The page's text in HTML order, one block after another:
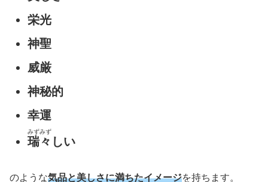
栄光
神聖
威厳
神秘的
幸運
瑞々
みずみず
しい
のような気品と美しさに満ちたイメージを持ちます。